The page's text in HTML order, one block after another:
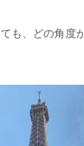
も、どの角度